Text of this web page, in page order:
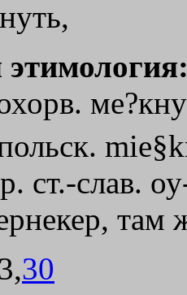
ст.-слав.
там
30